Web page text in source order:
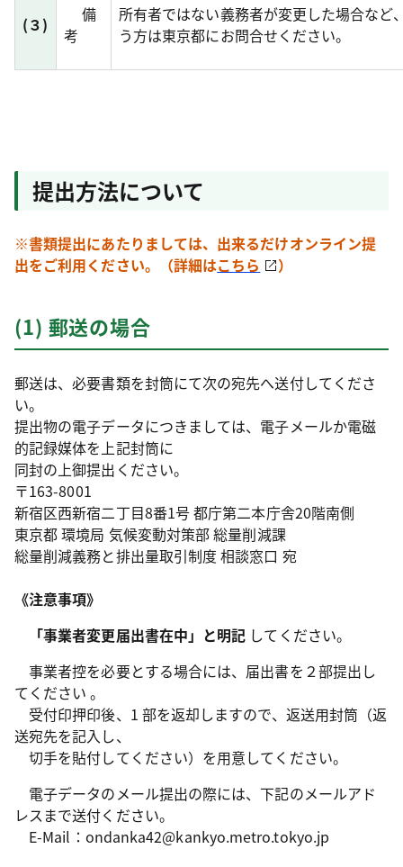
(３)
備
考
所有者ではない義務者が変更した場合な
う方は東京都にお問合せください。
提出方法について
※書類提出にあたりましては、出来るだけオンライン提
出をご利用ください。（詳細はこちら ）
(1) 郵送の場合
郵送は、必要書類を封筒にて次の宛先へ送付してくださ
い。
提出物の電子データにつきましては、電子メールか電磁
的記録媒体を上記封筒に
同封の上御提出ください。
〒163-8001
新宿区西新宿二丁目8番1号 都庁第二本庁舎20階南側
東京都 環境局 気候変動対策部 総量削減課
総量削減義務と排出量取引制度 相談窓口 宛
《注意事項》
「事業者変更届出書在中」と明記 してください。
事業者控を必要とする場合には、届出書を２部提出し
てください 。
受付印押印後、1 部を返却しますので、返送用封筒（返
送宛先を記入し、
切手を貼付してください）を用意してください。
電子データのメール提出の際には、下記のメールアド
レスまで送付ください。
E-Mail：ondanka42@kankyo.metro.tokyo.jp